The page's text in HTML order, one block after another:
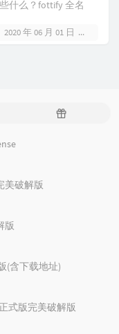
什么？fottify 全名
2020 年 06 月 01 日
随
美破解版
版
(含下载地址)
正式版完美破解版